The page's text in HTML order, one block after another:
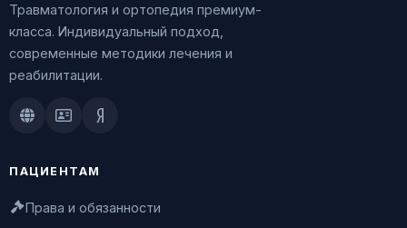
Травматология и ортопедия премиум-
класса. Индивидуальный подход,
современные методики лечения и
реабилитации.
Doctu.ruПроДокторов
Яндекс.Здоровье
ПАЦИЕНТАМ
Права и обязанности